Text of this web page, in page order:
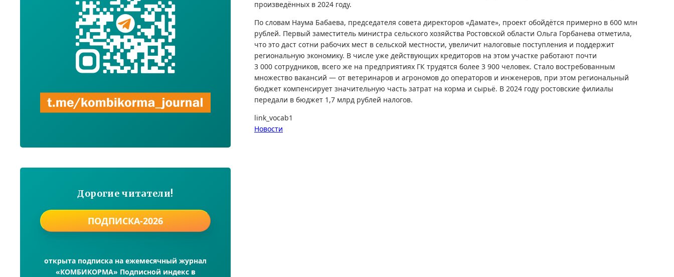
произведённых в 2024 году.
По словам Наума Бабаева, председателя совета директоров «Дамате», проект обойдётся примерно в 600 млн
рублей. Первый заместитель министра сельского хозяйства Ростовской области Ольга Горбанева отметила,
что это даст сотни рабочих мест в сельской местности, увеличит налоговые поступления и поддержит
региональную экономику. В числе уже действующих кредиторов на этом участке работают почти
3 000 сотрудников, всего же на предприятиях ГК трудятся более 3 900 человек. Стало востребованным
множество вакансий — от ветеринаров и агрономов до операторов и инженеров, при этом региональный
бюджет компенсирует значительную часть затрат на корма и сырьё. В 2024 году ростовские филиалы
передали в бюджет 1,7 млрд рублей налогов.
link_vocab1
Новости
Дорогие читатели!
ПОДПИСКА-2026
открыта подписка на ежемесячный журнал
«КОМБИКОРМА» Подписной индекс в